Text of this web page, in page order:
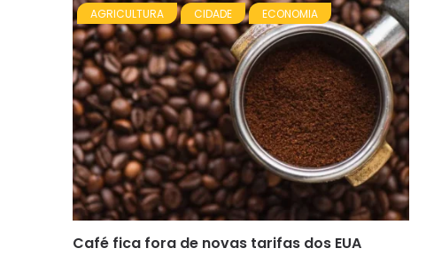
AGRICULTURA CIDADE ECONOMIA
Café fica fora de novas tarifas dos EUA